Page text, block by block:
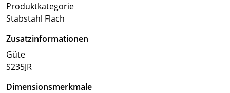
Produktkategorie
Stabstahl Flach
Zusatzinformationen
Güte
S235JR
Dimensionsmerkmale